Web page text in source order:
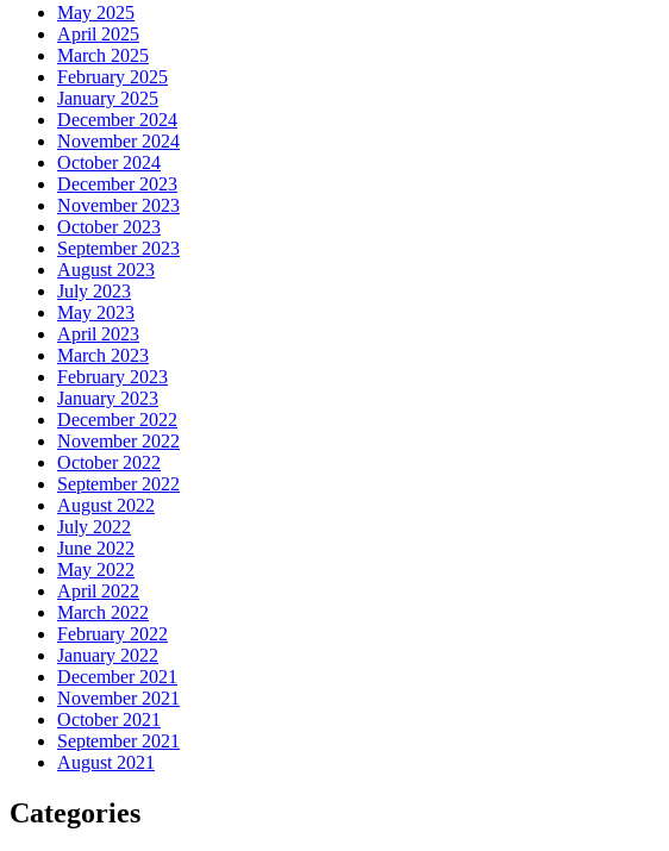
May 2025
April 2025
March 2025
February 2025
January 2025
December 2024
November 2024
October 2024
December 2023
November 2023
October 2023
September 2023
August 2023
July 2023
May 2023
April 2023
March 2023
February 2023
January 2023
December 2022
November 2022
October 2022
September 2022
August 2022
July 2022
June 2022
May 2022
April 2022
March 2022
February 2022
January 2022
December 2021
November 2021
October 2021
September 2021
August 2021
Categories